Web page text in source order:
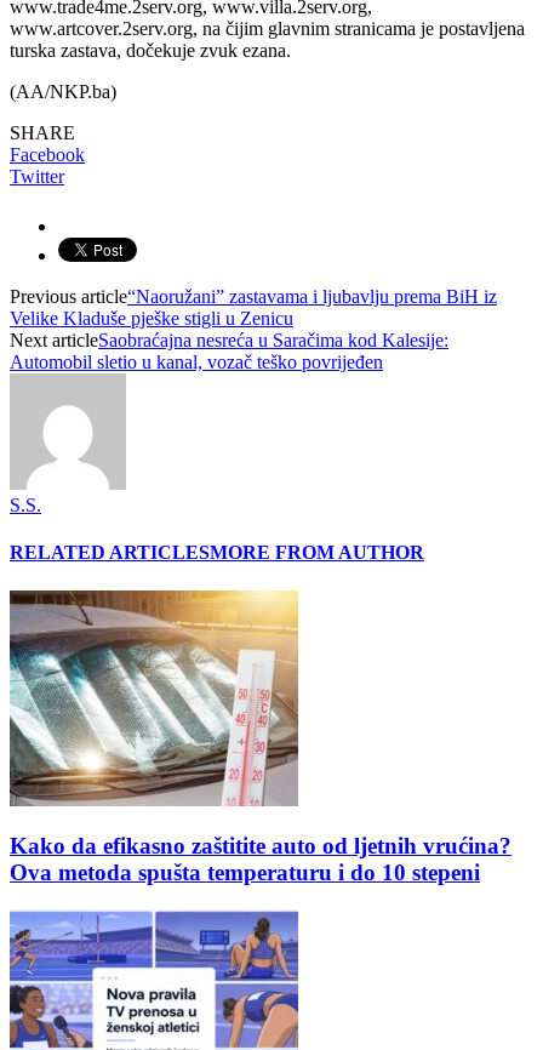
www.trade4me.2serv.org, www.villa.2serv.org,
www.artcover.2serv.org, na čijim glavnim stranicama je postavljena
turska zastava, dočekuje zvuk ezana.
(AA/NKP.ba)
SHARE
Facebook
Twitter
Previous article“Naoružani” zastavama i ljubavlju prema BiH iz
Velike Kladuše pješke stigli u Zenicu
Next articleSaobraćajna nesreća u Saračima kod Kalesije:
Automobil sletio u kanal, vozač teško povrijeđen
S.S.
RELATED ARTICLESMORE FROM AUTHOR
Kako da efikasno zaštitite auto od ljetnih vrućina?
Ova metoda spušta temperaturu i do 10 stepeni